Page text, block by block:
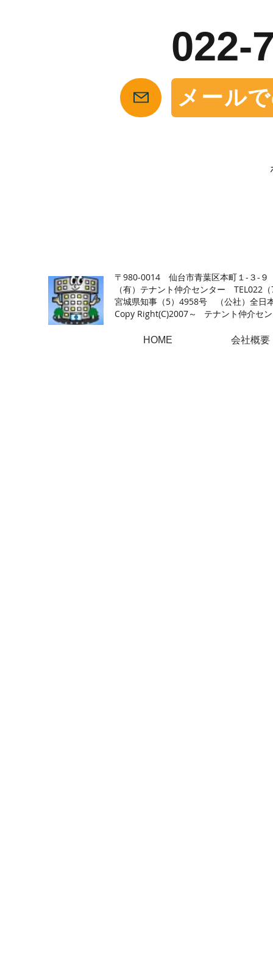
022-
メール
〒980-0014 仙台市青葉区本町１-３-９
（有）テナント仲介センター TEL022
宮城県知事（5）4958号 （公社）全日
Copy Right(C)2007～ テナント仲介セ
HOME 会社概要